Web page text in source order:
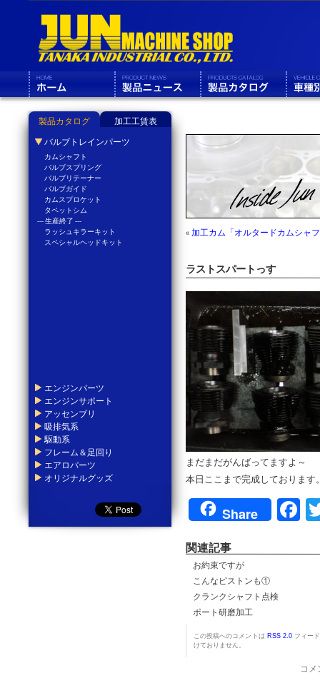
« 加工カム「オルタードカムシャ
ラストスパートっす
まだまだがんばってますよ～
本日ここまで完成しております
Share
関連記事
お約束ですが
こんなピストンも①
クランクシャフト点検
ポート研磨加工
この投稿へのコメントは RSS 2.0フィード
けておりません。
コメ
製品カタログ 加工工賃表
バルブトレインパーツ
カムシャフト
バルブスプリング
バルブリテーナー
バルブガイド
カムスプロケット
タペットシム
--- 生産終了 ---
ラッシュキラーキット
スペシャルヘッドキット
エンジンパーツ
エンジンサポート
アッセンブリ
吸排気系
駆動系
フレーム＆足回り
エアロパーツ
オリジナルグッズ